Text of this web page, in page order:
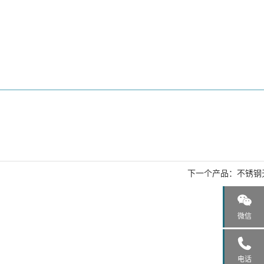
下一个产品： 不锈
微信
电话